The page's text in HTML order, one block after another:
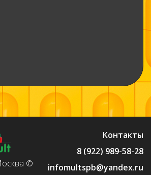
©
Контакты
8 (922) 989-58-28
infomultspb@yandex.ru